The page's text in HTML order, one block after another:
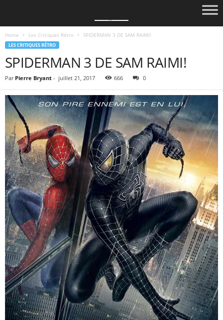
Home Les Critiques Rétro SPIDERMAN 3 DE SAM RAIMI!
LES CRITIQUES RÉTRO
SPIDERMAN 3 DE SAM RAIMI!
Par Pierre Bryant - juillet 21, 2017 666 0